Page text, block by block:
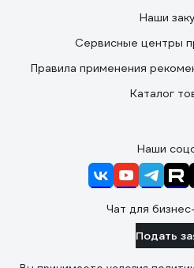
Наши
Сервисные центры
Правила применения
Каталог
Наши
Чат для
Подать